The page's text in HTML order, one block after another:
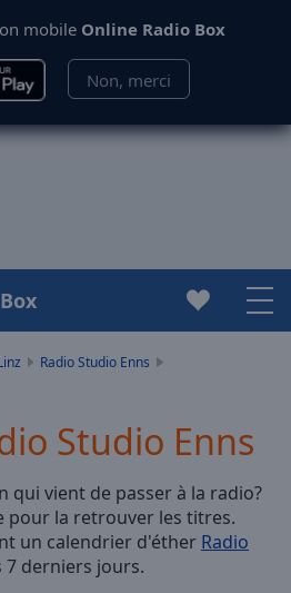
mobile Online Radio Box
Non, merci
Radio Studio Enns
Studio Enns
qui vient de passer à la radio?
pour la retrouver les titres.
un calendrier d'éther Radio
7 derniers jours.